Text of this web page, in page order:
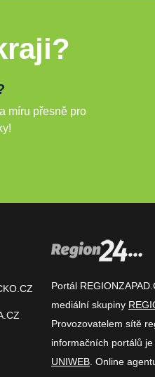
míru přesně pro
Portál
mediální skupiny
Provozovatelem sítě
informačních portálů
UNIWEB . Online